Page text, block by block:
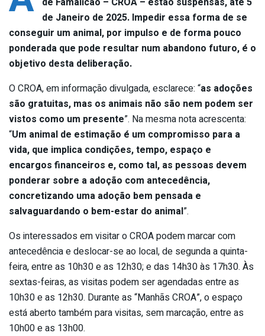
de Janeiro de 2025. Impedir essa forma de se
conseguir um animal, por impulso e de forma pouco
ponderada que pode resultar num abandono futuro, é o
objetivo desta deliberação.
O CROA, em informação divulgada, esclarece: “as adoções
são gratuitas, mas os animais não são nem podem ser
vistos como um presente”. Na mesma nota acrescenta:
“Um animal de estimação é um compromisso para a
vida, que implica condições, tempo, espaço e
encargos financeiros e, como tal, as pessoas devem
ponderar sobre a adoção com antecedência,
concretizando uma adoção bem pensada e
salvaguardando o bem-estar do animal”.
Os interessados em visitar o CROA podem marcar com
antecedência e deslocar-se ao local, de segunda a quinta-
feira, entre as 10h30 e as 12h30; e das 14h30 às 17h30. Às
sextas-feiras, as visitas podem ser agendadas entre as
10h30 e as 12h30. Durante as “Manhãs CROA”, o espaço
está aberto também para visitas, sem marcação, entre as
10h00 e as 13h00.